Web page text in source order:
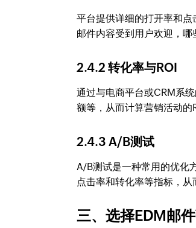
平台提供详细的打开率和
邮件内容受到用户欢迎，哪
2.4.2 转化率与ROI
通过与电商平台或CRM系
额等，从而计算营销活动的
2.4.3 A/B测试
A/B测试是一种常用的优化
点击率和转化率等指标，
三、选择EDM邮